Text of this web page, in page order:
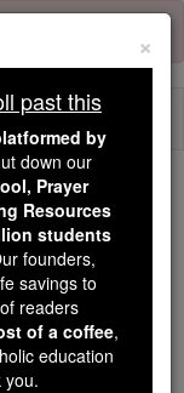
this
Online
by Shopify
They
Catholic
Candles, and
×
past this
by
down our
Prayer
Resources
students
founders,
savings to
readers
of a coffee,
education
you.